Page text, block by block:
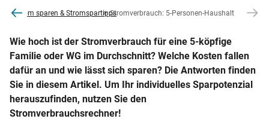
Strom sparen & StromspartippsStromverbrauch: 5-Personen-Haushalt
Wie hoch ist der Stromverbrauch für eine 5-köpfige
Familie oder WG im Durchschnitt? Welche Kosten fallen
dafür an und wie lässt sich sparen? Die Antworten finden
Sie in diesem Artikel. Um Ihr individuelles Sparpotenzial
herauszufinden, nutzen Sie den
Stromverbrauchsrechner!